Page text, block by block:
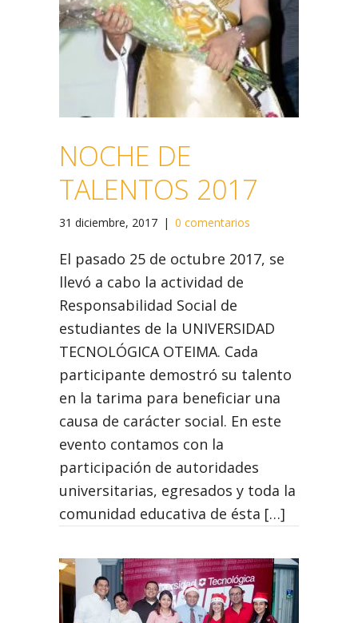
NOCHE DE
TALENTOS 2017
31 diciembre, 2017 | 0 comentarios
El pasado 25 de octubre 2017, se
llevó a cabo la actividad de
Responsabilidad Social de
estudiantes de la UNIVERSIDAD
TECNOLÓGICA OTEIMA. Cada
participante demostró su talento
en la tarima para beneficiar una
causa de carácter social. En este
evento contamos con la
participación de autoridades
universitarias, egresados y toda la
comunidad educativa de ésta […]